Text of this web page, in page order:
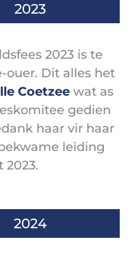
2023
2023 is te
ouer. Dit alles het
Coetzeewat as
gedien
haar vir haar
leiding
2023.
2024